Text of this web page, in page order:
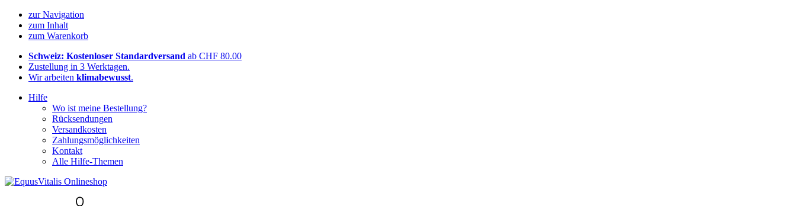
zur Navigation
zum Inhalt
zum Warenkorb
Schweiz: Kostenloser Standardversand ab CHF 80.00
Zustellung in 3 Werktagen.
Wir arbeiten klimabewusst.
Hilfe
Wo ist meine Bestellung?
Rücksendungen
Versandkosten
Zahlungsmöglichkeiten
Kontakt
Alle Hilfe-Themen